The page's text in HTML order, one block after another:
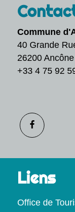
Commune
40 Grande
26200
+33 4 75 92
Liens
Office de